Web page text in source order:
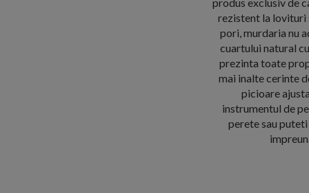
rezistent la lovituri
pori, murdaria nu
cuartului natural
prezinta toate
mai inalte cerinte
picioare
instrumentul de
perete sau